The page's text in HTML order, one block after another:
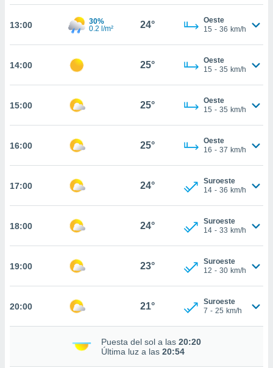
cookies
En
de que
el sitio
para
o
aunque
no
Puedes
acceder a
13:00
30%
0.2 l/m²
24°
Oeste
15 - 36 km/h
14:00 25°
Oeste
15 - 35 km/h
15:00 25°
Oeste
15 - 35 km/h
16:00 25°
Oeste
16 - 37 km/h
17:00 24°
Suroeste
14 - 36 km/h
18:00 24°
Suroeste
14 - 33 km/h
19:00 23°
Suroeste
12 - 30 km/h
20:00 21°
Suroeste
7 - 25 km/h
Puesta del sol a las 20:20
Última luz a las 20:54